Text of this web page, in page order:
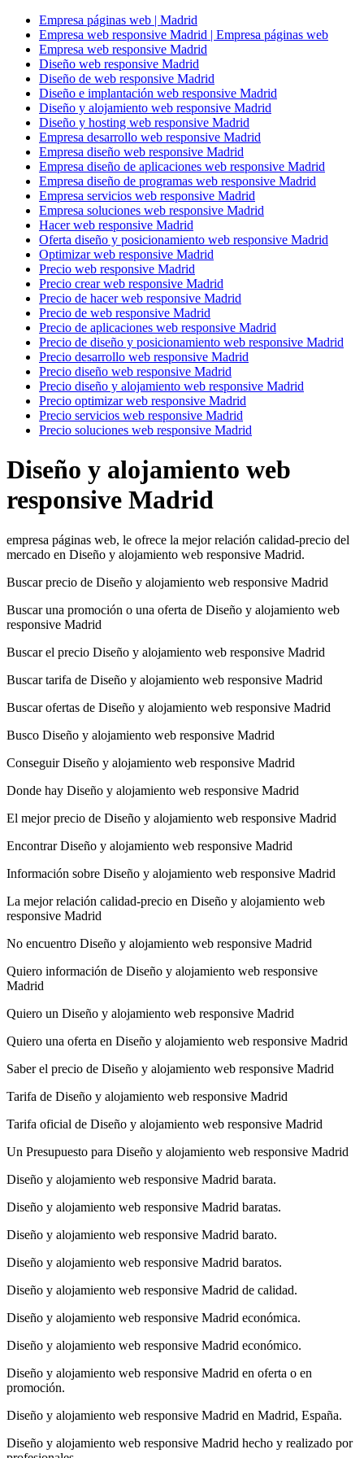
Empresa páginas web | Madrid
Empresa web responsive Madrid | Empresa páginas web
Empresa web responsive Madrid
Diseño web responsive Madrid
Diseño de web responsive Madrid
Diseño e implantación web responsive Madrid
Diseño y alojamiento web responsive Madrid
Diseño y hosting web responsive Madrid
Empresa desarrollo web responsive Madrid
Empresa diseño web responsive Madrid
Empresa diseño de aplicaciones web responsive Madrid
Empresa diseño de programas web responsive Madrid
Empresa servicios web responsive Madrid
Empresa soluciones web responsive Madrid
Hacer web responsive Madrid
Oferta diseño y posicionamiento web responsive Madrid
Optimizar web responsive Madrid
Precio web responsive Madrid
Precio crear web responsive Madrid
Precio de hacer web responsive Madrid
Precio de web responsive Madrid
Precio de aplicaciones web responsive Madrid
Precio de diseño y posicionamiento web responsive Madrid
Precio desarrollo web responsive Madrid
Precio diseño web responsive Madrid
Precio diseño y alojamiento web responsive Madrid
Precio optimizar web responsive Madrid
Precio servicios web responsive Madrid
Precio soluciones web responsive Madrid
Diseño y alojamiento web
responsive Madrid
empresa páginas web, le ofrece la mejor relación calidad-precio del
mercado en Diseño y alojamiento web responsive Madrid.
Buscar precio de Diseño y alojamiento web responsive Madrid
Buscar una promoción o una oferta de Diseño y alojamiento web
responsive Madrid
Buscar el precio Diseño y alojamiento web responsive Madrid
Buscar tarifa de Diseño y alojamiento web responsive Madrid
Buscar ofertas de Diseño y alojamiento web responsive Madrid
Busco Diseño y alojamiento web responsive Madrid
Conseguir Diseño y alojamiento web responsive Madrid
Donde hay Diseño y alojamiento web responsive Madrid
El mejor precio de Diseño y alojamiento web responsive Madrid
Encontrar Diseño y alojamiento web responsive Madrid
Información sobre Diseño y alojamiento web responsive Madrid
La mejor relación calidad-precio en Diseño y alojamiento web
responsive Madrid
No encuentro Diseño y alojamiento web responsive Madrid
Quiero información de Diseño y alojamiento web responsive
Madrid
Quiero un Diseño y alojamiento web responsive Madrid
Quiero una oferta en Diseño y alojamiento web responsive Madrid
Saber el precio de Diseño y alojamiento web responsive Madrid
Tarifa de Diseño y alojamiento web responsive Madrid
Tarifa oficial de Diseño y alojamiento web responsive Madrid
Un Presupuesto para Diseño y alojamiento web responsive Madrid
Diseño y alojamiento web responsive Madrid barata.
Diseño y alojamiento web responsive Madrid baratas.
Diseño y alojamiento web responsive Madrid barato.
Diseño y alojamiento web responsive Madrid baratos.
Diseño y alojamiento web responsive Madrid de calidad.
Diseño y alojamiento web responsive Madrid económica.
Diseño y alojamiento web responsive Madrid económico.
Diseño y alojamiento web responsive Madrid en oferta o en
promoción.
Diseño y alojamiento web responsive Madrid en Madrid, España.
Diseño y alojamiento web responsive Madrid hecho y realizado por